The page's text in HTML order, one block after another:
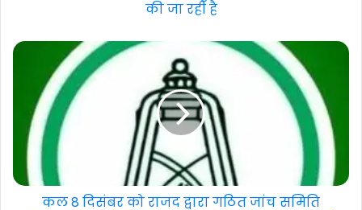
की जा रही है
कल 8 दिसंबर को राजद द्वारा गठित जांच समिति